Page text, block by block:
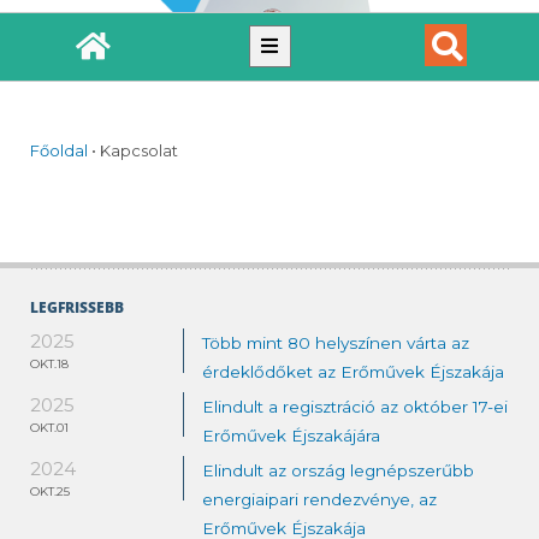
LEGFRISSEBB
2025
OKT.18
Több mint 80 helyszínen várta az
érdeklődőket az Erőművek Éjszakája
2025
OKT.01
Elindult a regisztráció az október 17-ei
Erőművek Éjszakájára
2024
OKT.25
Elindult az ország legnépszerűbb
energiaipari rendezvénye, az
Erőművek Éjszakája
Főoldal • Kapcsolat